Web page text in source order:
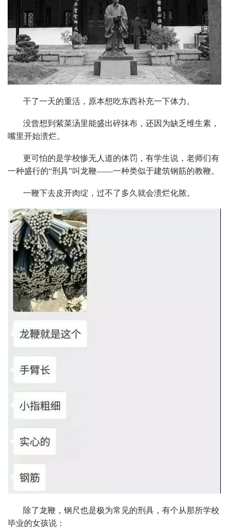
干了一天的重活，原本想吃东西补充一下体力。
没曾想到紫菜汤里能盛出碎抹布，还因为缺乏维生素，
嘴里开始溃烂。
更可怕的是学校惨无人道的体罚，有学生说，老师们有
一种盛行的“刑具”叫龙鞭——一种类似于建筑钢筋的教鞭。
一鞭下去皮开肉绽，过不了多久就会溃烂化脓。
除了龙鞭，钢尺也是极为常见的刑具，有个从那所学校
毕业的女孩说：